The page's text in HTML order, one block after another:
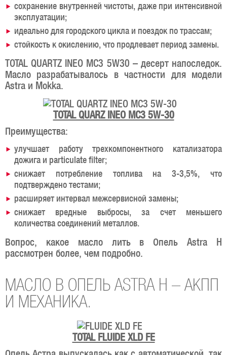
сохранение внутренней чистоты, даже при интенсивной
эксплуатации;
идеально для городского цикла и поездок по трассам;
стойкость к окислению, что продлевает период замены.
TOTAL QUARTZ INEO MC3 5W30 – десерт напоследок.
Масло разрабатывалось в частности для модели
Astra и Mokka.
TOTAL QUARZ INEO MC3 5W-30
Преимущества:
улучшает работу трехкомпонентного катализатора
дожига и particulate filter;
снижает потребление топлива на 3-3,5%, что
подтверждено тестами;
расширяет интервал межсервисной замены;
снижает вредные выбросы, за счет меньшего
количества соединений металлов.
Вопрос, какое масло лить в Опель Astra H
рассмотрен более, чем подробно.
МАСЛО В ОПЕЛЬ ASTRA H – АКПП
И МЕХАНИКА.
TOTAL FLUIDE XLD FE